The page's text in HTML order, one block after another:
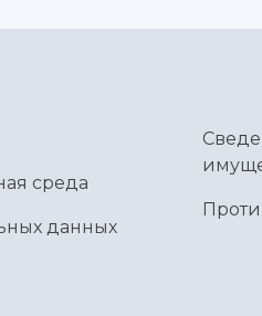
среда
данных